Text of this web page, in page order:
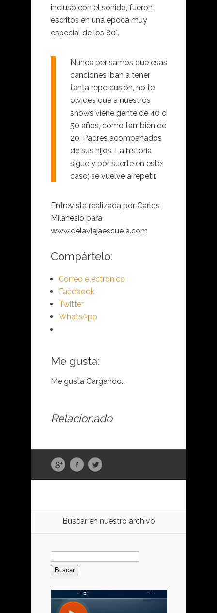
incluso con el sonido, fueron
escritos en una época muy
especial de los 80´.
Nunca pensamos que esas
canciones iban a tener
tanta repercusión, no te
olvides que a nuestros
shows viene gente de 40 o
50 años, como también de
20. Padres acompañados
de sus hijos. La historia
sigue y por suerte en este
caso; se vuelve a repetir.
Entrevista realizada por Carlos
Milanesio para
www.delaviejaescuela.com
Compártelo:
Correo electrónico
Facebook
Twitter
WhatsApp
Me gusta:
Me gusta Cargando...
Relacionado
Buscar en nuestro archivo
Buscar: